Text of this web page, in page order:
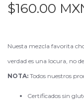
$160.00
Nuesta mezcla favorita
verdad es una locura, no
NOTA: Todos nuestros
Certificados sin